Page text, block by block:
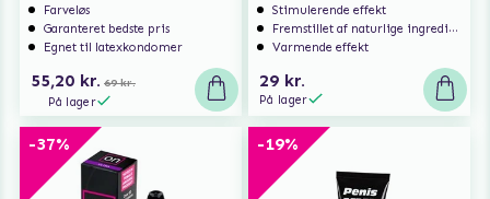
Farveløs
Garanteret bedste pris
Egnet til latexkondomer
55,20 kr. 69 kr.
På lager
Stimulerende effekt
Fremstillet af naturlige ingredienser
Varmende effekt
29 kr.
På lager
-37% -19%